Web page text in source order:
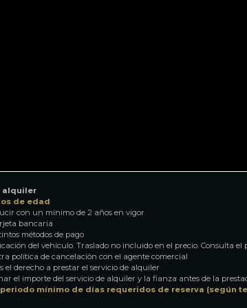
alquiler
de edad
con un mínimo de 2 años en vigor
bancaria
métodos de pago
del vehículo. Traslado no incluido en el precio. Consulta
política de cancelación con el agente comercial
el derecho a prestar el servicio de alquiler
el importe del servicio de alquiler y la fianza antes de la
mínimo de días requeridos de reserva (según